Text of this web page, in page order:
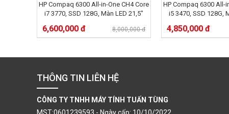
HP Compaq 6300 All-in-One CH4 Core
i7 3770, SSD 128G, Màn LED 21,5"
8,000,000 đ
6,600,000 đ
HP Compaq 6300 All-
i5 3470, SSD 128G,
4,850,000 đ
THÔNG TIN LIÊN HỆ
CÔNG TY TNHH MÁY TÍNH TUẤN TÙNG